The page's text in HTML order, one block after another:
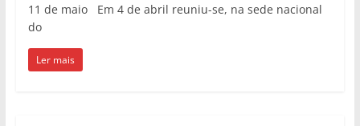
11 de maio Em 4 de abril reuniu-se, na sede nacional
do
Ler mais